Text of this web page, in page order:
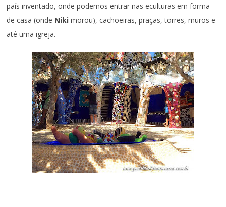
país inventado, onde podemos entrar nas eculturas em forma
de casa (onde Niki morou), cachoeiras, praças, torres, muros e
até uma igreja.